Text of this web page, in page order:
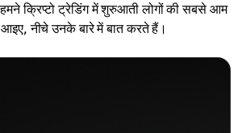
क्रिप्टो ट्रेडिंग में शुरुआती लोगों की सबसे आम
नीचे उनके बारे में बात करते हैं।